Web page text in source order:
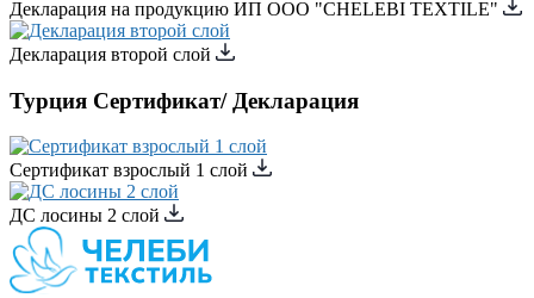
Декларация на продукцию ИП ООО "CHELEBI TEXTILE"
Декларация второй слой
Турция Сертификат/ Декларация
Сертификат взрослый 1 слой
ДС лосины 2 слой